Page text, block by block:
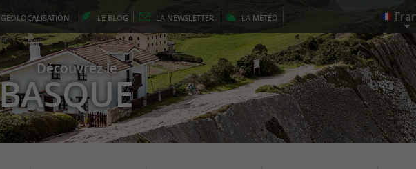
GEOLOCALISATION LE BLOG LA NEWSLETTER LA MÉTÉO
Découvrez le